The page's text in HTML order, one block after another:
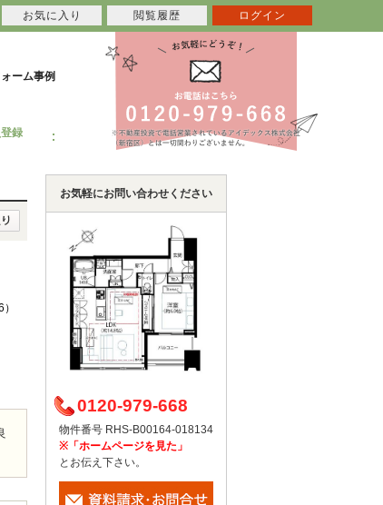
ーム事例
録
お気軽にお問い合わせください
0120-979-668
物件番号 RHS-B00164-018134
※「ホームページを見た」
とお伝え下さい。
お気に入り 閲覧履歴 ログイン